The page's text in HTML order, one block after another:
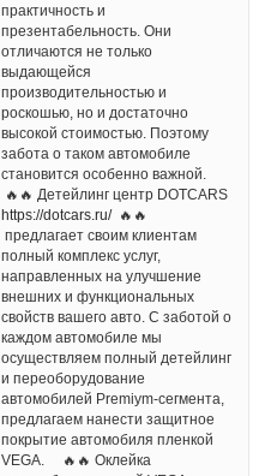
практичность и
презентабельность. Они
отличаются не только
выдающейся
производительностью и
роскошью, но и достаточно
высокой стоимостью. Поэтому
забота о таком автомобиле
становится особенно важной.
🔥🔥 Детейлинг центр DOTCARS
https://dotcars.ru/🔥🔥
предлагает своим клиентам
полный комплекс услуг,
направленных на улучшение
внешних и функциональных
свойств вашего авто. С заботой о
каждом автомобиле мы
осуществляем полный детейлинг
и переоборудование
автомобилей Premiym-сегмента,
предлагаем нанести защитное
покрытие автомобиля пленкой
VEGA. 🔥🔥 Оклейка